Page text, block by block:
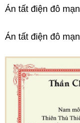
Án tất điện đô
Án tất điện đô